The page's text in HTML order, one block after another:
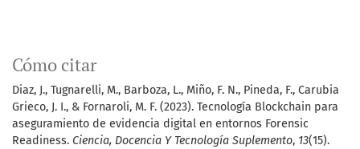
Cómo citar
Diaz, J., Tugnarelli, M., Barboza, L., Miño, F. N., Pineda, F., Carubia
Grieco, J. I., & Fornaroli, M. F. (2023). Tecnología Blockchain para
aseguramiento de evidencia digital en entornos Forensic
Readiness. Ciencia, Docencia Y Tecnología Suplemento, 13(15).